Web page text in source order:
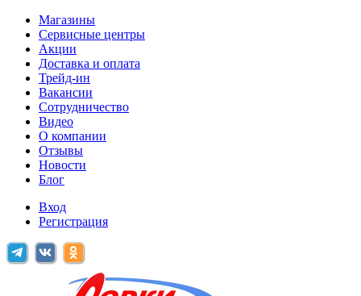
Магазины
Сервисные центры
Акции
Доставка и оплата
Трейд-ин
Вакансии
Сотрудничество
Видео
О компании
Отзывы
Новости
Блог
Вход
Регистрация